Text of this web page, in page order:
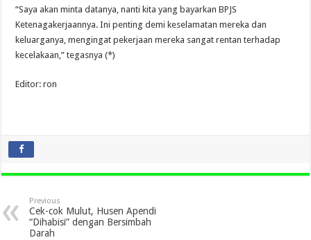
“Saya akan minta datanya, nanti kita yang bayarkan BPJS
Ketenagakerjaannya. Ini penting demi keselamatan mereka dan
keluarganya, mengingat pekerjaan mereka sangat rentan terhadap
kecelakaan,” tegasnya (*)
Editor: ron
Previous
Cek-cok Mulut, Husen Apendi
“Dihabisi” dengan Bersimbah
Darah